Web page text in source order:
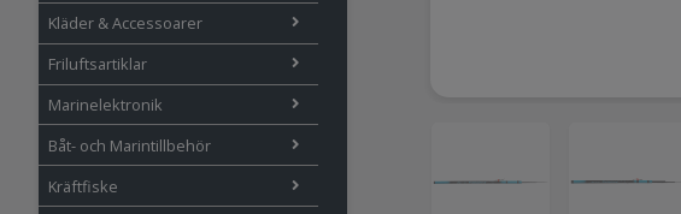
Kläder & Accessoarer
Friluftsartiklar
Marinelektronik
Båt- och Marintillbehör
Kräftfiske